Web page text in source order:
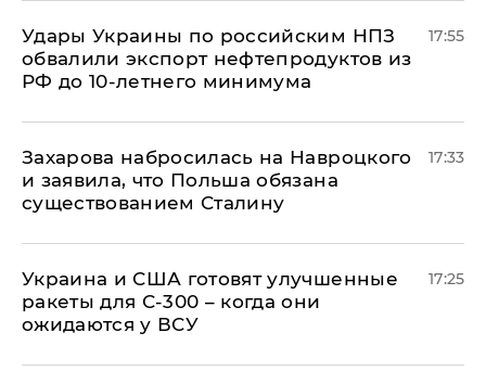
Удары Украины по российским НПЗ
обвалили экспорт нефтепродуктов из
РФ до 10-летнего минимума
17:55
​Захарова набросилась на Навроцкого
и заявила, что Польша обязана
существованием Сталину
17:33
Украина и США готовят улучшенные
ракеты для С-300 – когда они
ожидаются у ВСУ
17:25